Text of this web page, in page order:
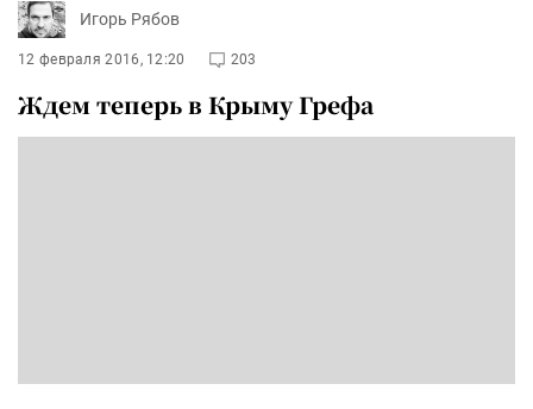
Игорь Рябов
12 февраля 2016, 12:20 203
Ждем теперь в Крыму Грефа